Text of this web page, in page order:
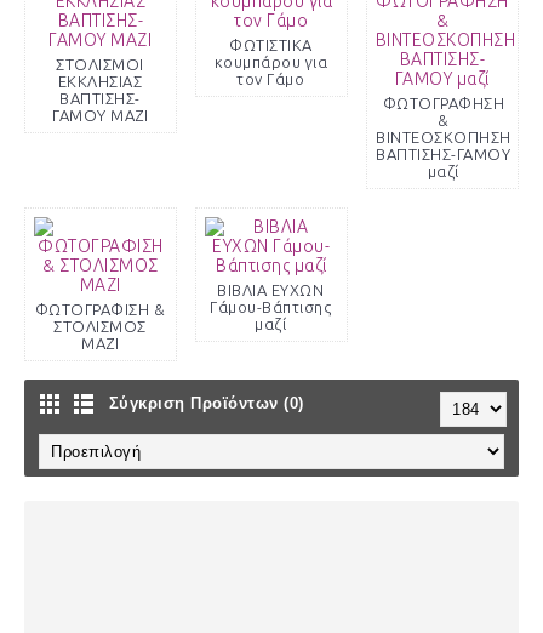
ΣΤΟΛΙΣΜΟΙ
ΕΚΚΛΗΣΙΑΣ
ΒΑΠΤΙΣΗΣ-
ΓΑΜΟΥ ΜΑΖΙ
ΦΩΤΙΣΤΙΚΑ
κουμπάρου για
τον Γάμο
ΦΩΤΟΓΡΑΦΗΣΗ
&
ΒΙΝΤΕΟΣΚΟΠΗΣΗ
ΒΑΠΤΙΣΗΣ-ΓΑΜΟΥ
μαζί
ΦΩΤΟΓΡΑΦΙΣΗ &
ΣΤΟΛΙΣΜΟΣ
ΜΑΖΙ
ΒΙΒΛΙΑ ΕΥΧΩΝ
Γάμου-Βάπτισης
μαζί
Σύγκριση Προϊόντων (0)